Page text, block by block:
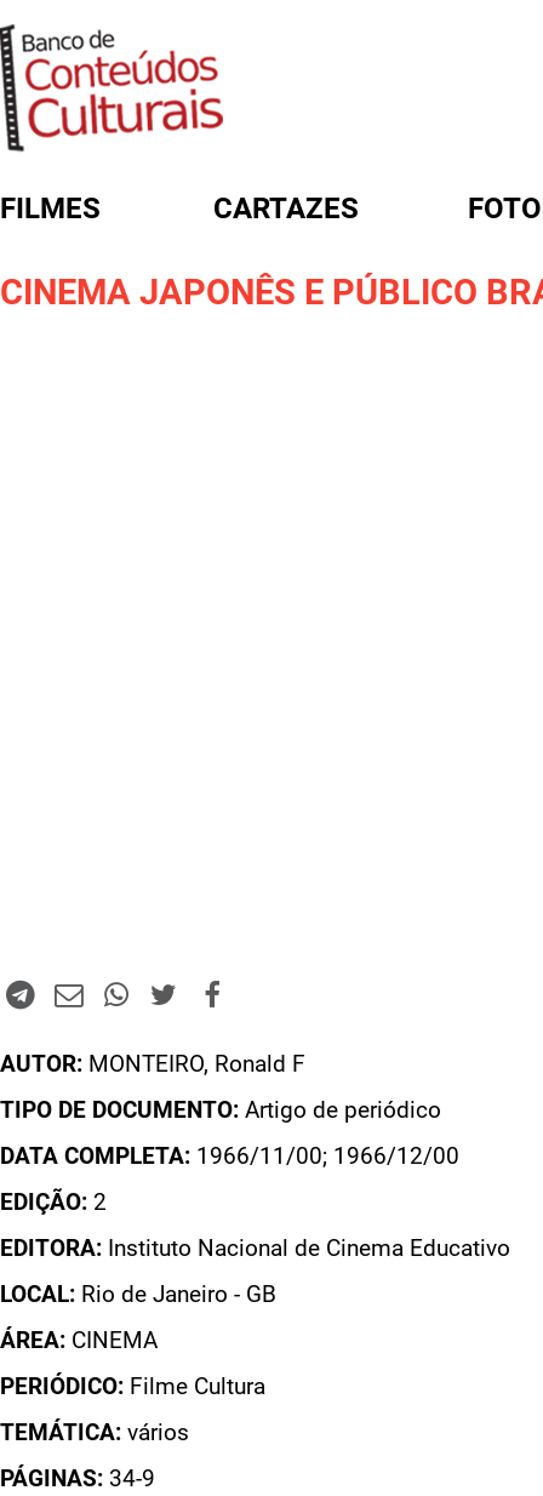
FILMES CARTAZES
CINEMA JAPONÊS E PÚBLICO
AUTOR: MONTEIRO, Ronald F
TIPO DE DOCUMENTO: Artigo de periódico
DATA COMPLETA: 1966/11/00; 1966/12/00
EDIÇÃO: 2
EDITORA: Instituto Nacional de Cinema Educativo
LOCAL: Rio de Janeiro - GB
ÁREA: CINEMA
PERIÓDICO: Filme Cultura
TEMÁTICA: vários
PÁGINAS: 34-9
FORMULÁRIO DE BUSCA